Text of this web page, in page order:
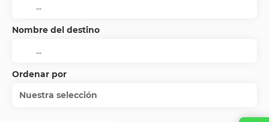
Nombre del destino
Ordenar por
Nuestra selección